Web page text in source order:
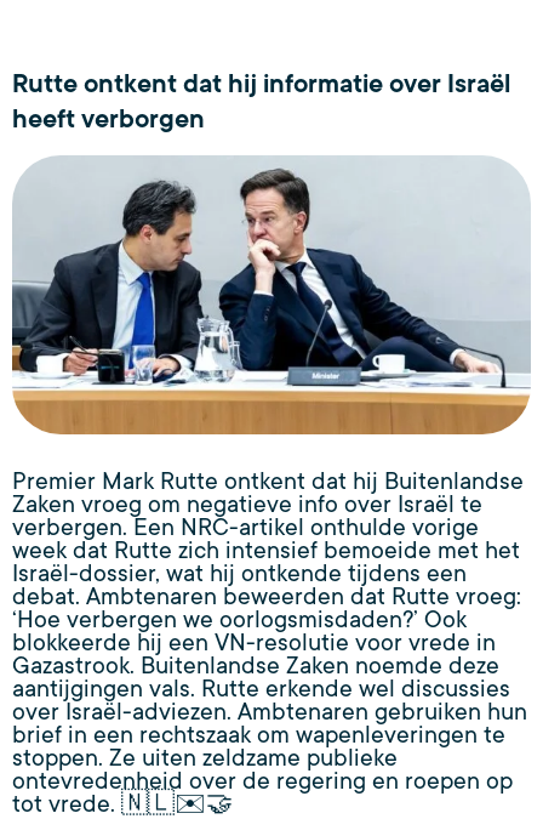
Rutte ontkent dat hij informatie over Israël
heeft verborgen
Premier Mark Rutte ontkent dat hij Buitenlandse
Zaken vroeg om negatieve info over Israël te
verbergen. Een NRC-artikel onthulde vorige
week dat Rutte zich intensief bemoeide met het
Israël-dossier, wat hij ontkende tijdens een
debat. Ambtenaren beweerden dat Rutte vroeg:
‘Hoe verbergen we oorlogsmisdaden?’ Ook
blokkeerde hij een VN-resolutie voor vrede in
Gazastrook. Buitenlandse Zaken noemde deze
aantijgingen vals. Rutte erkende wel discussies
over Israël-adviezen. Ambtenaren gebruiken hun
brief in een rechtszaak om wapenleveringen te
stoppen. Ze uiten zeldzame publieke
ontevredenheid over de regering en roepen op
tot vrede. 🇳🇱✉️🤝